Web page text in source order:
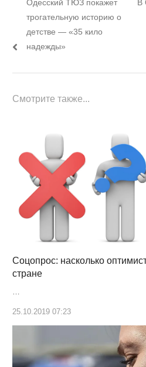
по
записям
пост:
Одесский ТЮЗ покажет
трогательную историю о
детстве — «35 кило
надежды»
В
Смотрите также...
Соцопрос: насколько
стране
25.10.2019 07:23